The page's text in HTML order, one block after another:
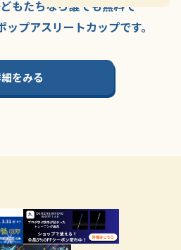
もたちなら誰でも無料で
ップアスリートカップです。
をみる